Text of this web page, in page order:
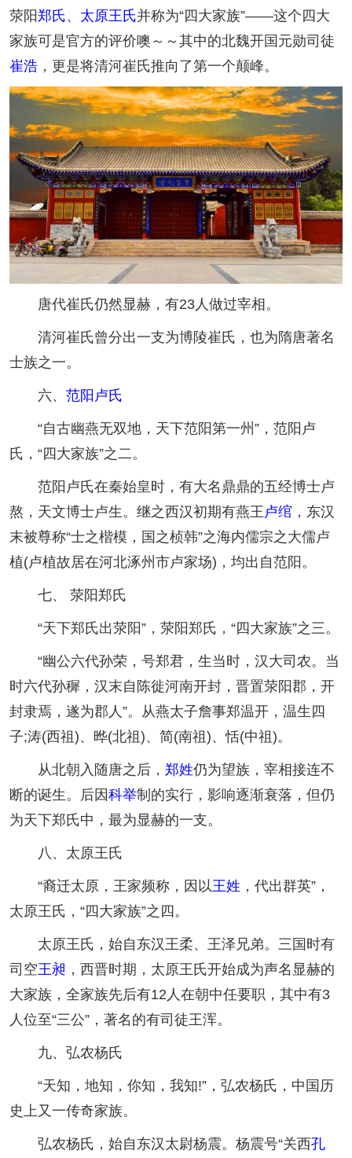
荥阳郑氏、 太原王氏并称为“四大家族”——这个四大
家族可是官方的评价噢～～其中的北魏开国元勋司徒
崔浩 ，更是将清河崔氏推向了第一个颠峰。
唐代崔氏仍然显赫，有23人做过宰相。
清河崔氏曾分出一支为博陵崔氏，也为隋唐著名
士族之一。
六、 范阳卢氏
“自古幽燕无双地，天下范阳第一州”，范阳卢
氏，“四大家族”之二。
范阳卢氏在秦始皇时，有大名鼎鼎的五经博士卢
熬，天文博士卢生。继之西汉初期有燕王 卢绾 ，东汉
末被尊称“士之楷模，国之桢韩”之海内儒宗之大儒卢
植(卢植故居在河北涿州市卢家场)，均出自范阳。
七、 荥阳郑氏
“天下郑氏出荥阳”，荥阳郑氏，“四大家族”之三。
“幽公六代孙荣，号郑君，生当时，汉大司农。当
时六代孙穉，汉末自陈徙河南开封，晋置荥阳郡，开
封隶焉，遂为郡人”。从燕太子詹事郑温开，温生四
子;涛(西祖)、晔(北祖)、简(南祖)、恬(中祖)。
从北朝入随唐之后， 郑姓仍为望族，宰相接连不
断的诞生。后因科举制的实行，影响逐渐衰落，但仍
为天下郑氏中，最为显赫的一支。
八、太原王氏
“裔迁太原，王家频称，因以王姓 ，代出群英”，
太原王氏，“四大家族”之四。
太原王氏，始自东汉王柔、王泽兄弟。三国时有
司空王昶 ，西晋时期，太原王氏开始成为声名显赫的
大家族，全家族先后有12人在朝中任要职，其中有3
人位至“三公”，著名的有司徒王浑。
九、弘农杨氏
“天知，地知，你知，我知!”，弘农杨氏，中国历
史上又一传奇家族。
弘农杨氏，始自东汉太尉杨震。杨震号“关西孔